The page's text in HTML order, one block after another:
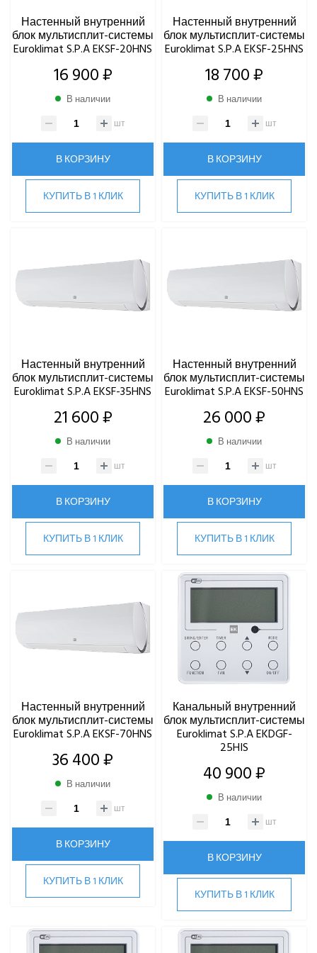
DAICOND
Dantex
Electrolux
EXPERTAIR by ZILON
Green
HITACHI
Kentatsu
LEGION
Lessar
LG
Mitsubishi Heavy Industries
MITSUDAI
Panasonic
Quattroclima
ROYAL CLIMA
Rover
SHUFT
TOSHIBA
YOSHIKAWA
МОРОЗКО
ОСУШИТЕЛИ ВОЗДУХА
VRF-СИСТЕМЫ
ВИННЫЕ ХОЛОДИЛЬНИКИ И ШКАФЫ
ПРИТОЧНО-ВЫТЯЖНЫЕ УСТАНОВКИ
Настенный внутренний
блок мультисплит-системы
Euroklimat S.P.A EKSF-20HNS
16 900 ₽
В наличии
шт
В КОРЗИНУ
КУПИТЬ В 1 КЛИК
Настенный внутренний
блок мультисплит-системы
Euroklimat S.P.A EKSF-25HNS
18 700 ₽
В наличии
шт
В КОРЗИНУ
КУПИТЬ В 1 КЛИК
Настенный внутренний
блок мультисплит-системы
Euroklimat S.P.A EKSF-35HNS
21 600 ₽
В наличии
шт
В КОРЗИНУ
КУПИТЬ В 1 КЛИК
Настенный внутренний
блок мультисплит-системы
Euroklimat S.P.A EKSF-50HNS
26 000 ₽
В наличии
шт
В КОРЗИНУ
КУПИТЬ В 1 КЛИК
Настенный внутренний
блок мультисплит-системы
Euroklimat S.P.A EKSF-70HNS
36 400 ₽
В наличии
шт
В КОРЗИНУ
КУПИТЬ В 1 КЛИК
Канальный внутренний
блок мультисплит-системы
Euroklimat S.P.A EKDGF-
25HIS
40 900 ₽
В наличии
шт
В КОРЗИНУ
КУПИТЬ В 1 КЛИК